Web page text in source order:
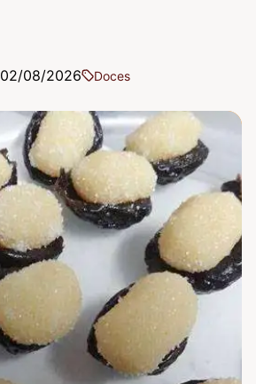
02/08/2026 Doces